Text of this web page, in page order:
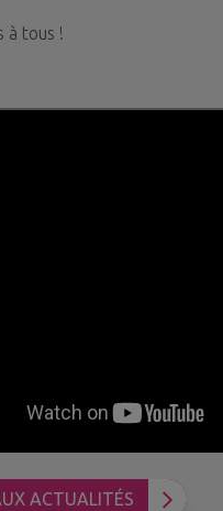
à tous !
ACTUALITÉS